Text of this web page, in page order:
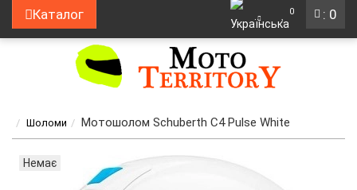
: 0
Каталог 0
Шоломи Мотошолом Schuberth C4 Pulse White
Немає